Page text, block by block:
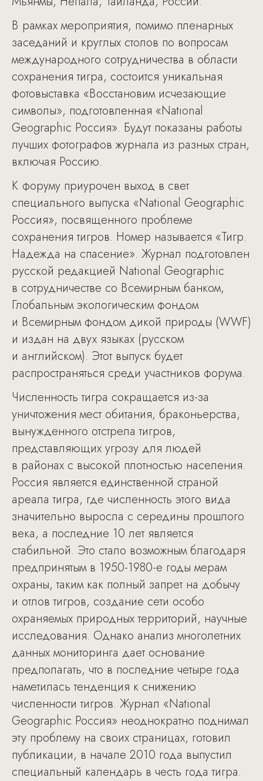
В рамках мероприятия, помимо пленарных
заседаний и круглых столов по вопросам
международного сотрудничества в области
сохранения тигра, состоится уникальная
фотовыставка «Восстановим исчезающие
символы», подготовленная «National
Geographic Россия». Будут показаны работы
лучших фотографов журнала из разных стран,
включая Россию.
К форуму приурочен выход в свет
специального выпуска «National Geographic
Россия», посвященного проблеме
сохранения тигров. Номер называется «Тигр.
Надежда на спасение». Журнал подготовлен
русской редакцией National Geographic
в сотрудничестве со Всемирным банком,
Глобальным экологическим фондом
и Всемирным фондом дикой природы (WWF)
и издан на двух языках (русском
и английском). Этот выпуск будет
распространяться среди участников форума.
Численность тигра сокращается из-за
уничтожения мест обитания, браконьерства,
вынужденного отстрела тигров,
представляющих угрозу для людей
в районах с высокой плотностью населения.
Россия является единственной страной
ареала тигра, где численность этого вида
значительно выросла с середины прошлого
века, а последние 10 лет является
стабильной. Это стало возможным благодаря
предпринятым в 1950-1980-е годы мерам
охраны, таким как полный запрет на добычу
и отлов тигров, создание сети особо
охраняемых природных территорий, научные
исследования. Однако анализ многолетних
данных мониторинга дает основание
предполагать, что в последние четыре года
наметилась тенденция к снижению
численности тигров. Журнал «National
Geographic Россия» неоднократно поднимал
эту проблему на своих страницах, готовил
публикации, в начале 2010 года выпустил
специальный календарь в честь года тигра.